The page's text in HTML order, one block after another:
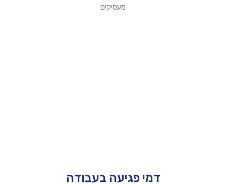
מעסיקים
דמי פגיעה בעבודה